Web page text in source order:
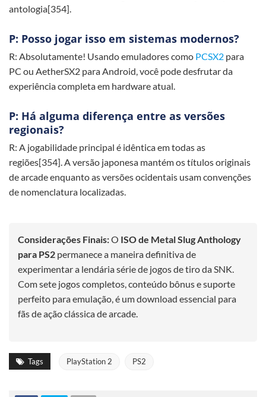
antologia[354].
P: Posso jogar isso em sistemas modernos?
R: Absolutamente! Usando emuladores como PCSX2 para
PC ou AetherSX2 para Android, você pode desfrutar da
experiência completa em hardware atual.
P: Há alguma diferença entre as versões
regionais?
R: A jogabilidade principal é idêntica em todas as
regiões[354]. A versão japonesa mantém os títulos originais
de arcade enquanto as versões ocidentais usam convenções
de nomenclatura localizadas.
Considerações Finais:O ISO de Metal Slug Anthology
para PS2 permanece a maneira definitiva de
experimentar a lendária série de jogos de tiro da SNK.
Com sete jogos completos, conteúdo bônus e suporte
perfeito para emulação, é um download essencial para
fãs de ação clássica de arcade.
Tags PlayStation 2 PS2